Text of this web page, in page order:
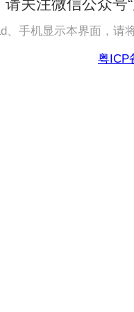
请关注微信公众号
、手机显示本界面，请
粤ICP